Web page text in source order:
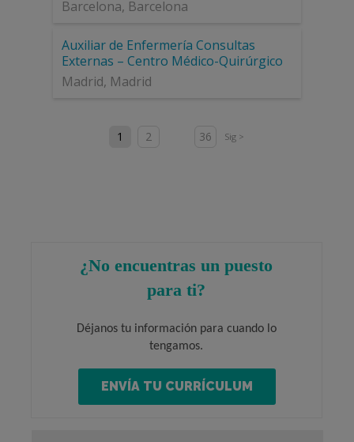
Barcelona, Barcelona
Auxiliar de Enfermería Consultas
Externas – Centro Médico-Quirúrgico
Olympia (Castellana)
Madrid, Madrid
1 2 36 Sig >
¿No encuentras un puesto
para ti?
Déjanos tu información para cuando lo
tengamos.
ENVÍA TU CURRÍCULUM